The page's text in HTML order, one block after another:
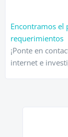
Encontramos el
requerimientos
¡Ponte en
internet e